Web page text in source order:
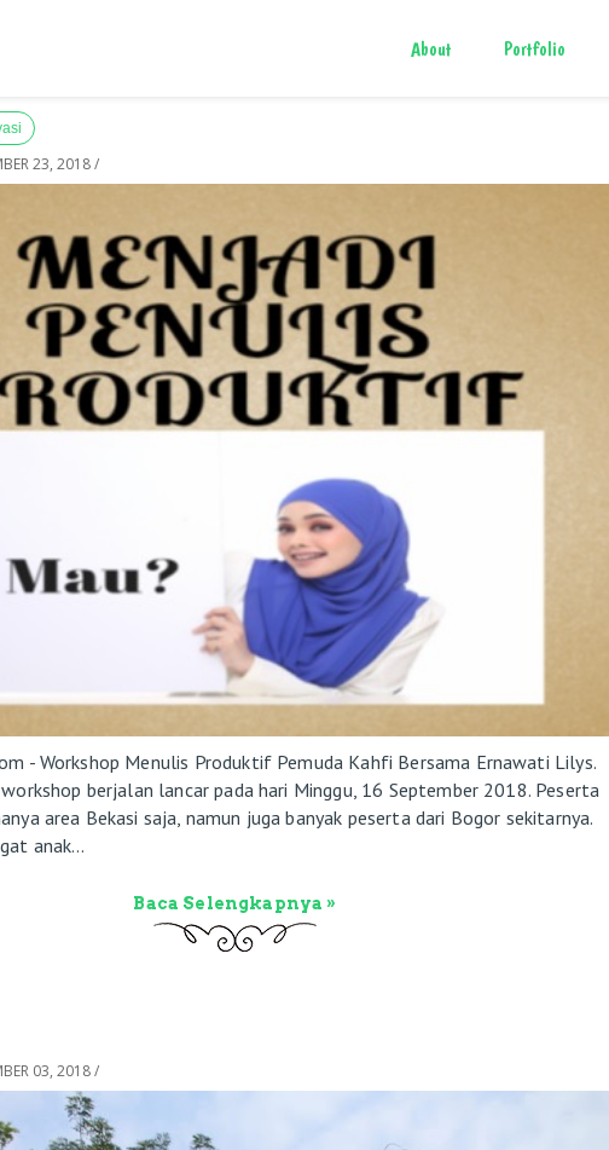
About Portfolio
23, 2018/
- Workshop Menulis Produktif Pemuda Kahfi Bersama Ernawati Lilys.
berjalan lancar pada hari Minggu, 16 September 2018. Peserta
area Bekasi saja, namun juga banyak peserta dari Bogor sekitarnya.
anak...
Baca Selengkapnya »
03, 2018/